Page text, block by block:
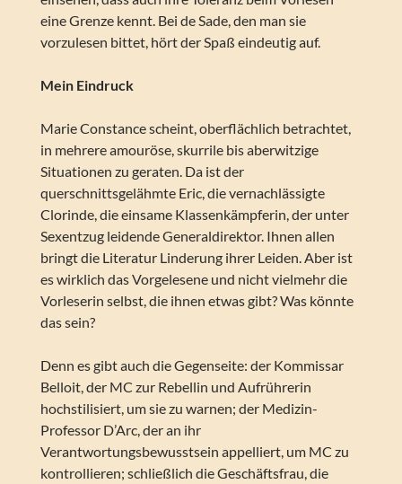
eine Grenze kennt. Bei de Sade, den man sie
vorzulesen bittet, hört der Spaß eindeutig auf.
Mein Eindruck
Marie Constance scheint, oberflächlich betrachtet,
in mehrere amouröse, skurrile bis aberwitzige
Situationen zu geraten. Da ist der
querschnittsgelähmte Eric, die vernachlässigte
Clorinde, die einsame Klassenkämpferin, der unter
Sexentzug leidende Generaldirektor. Ihnen allen
bringt die Literatur Linderung ihrer Leiden. Aber ist
es wirklich das Vorgelesene und nicht vielmehr die
Vorleserin selbst, die ihnen etwas gibt? Was könnte
das sein?
Denn es gibt auch die Gegenseite: der Kommissar
Belloit, der MC zur Rebellin und Aufrührerin
hochstilisiert, um sie zu warnen; der Medizin-
Professor D’Arc, der an ihr
Verantwortungsbewusstsein appelliert, um MC zu
kontrollieren; schließlich die Geschäftsfrau, die